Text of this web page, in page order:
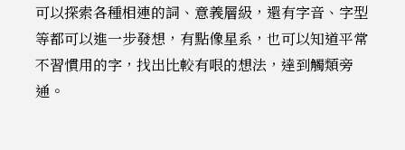
可以探索各種相連的詞、意義層級，還有字音、字型
等都可以進一步發想，有點像星系，也可以知道平常
不習慣用的字，找出比較有哏的想法，達到觸類旁
通。